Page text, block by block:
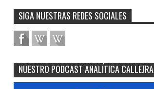
SIGA NUESTRAS REDES SOCIALES
NUESTRO PODCAST ANALÍTICA CALLEJRA